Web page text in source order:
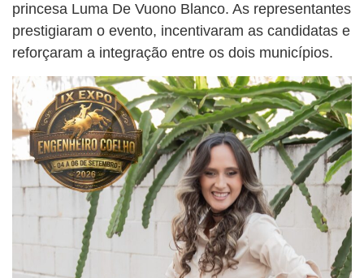
princesa Luma De Vuono Blanco. As representantes
prestigiaram o evento, incentivaram as candidatas e
reforçaram a integração entre os dois municípios.